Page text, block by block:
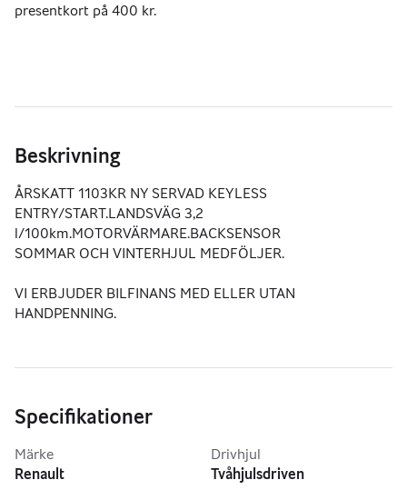
presentkort på 400 kr.
Beskrivning
ÅRSKATT 1103KR NY SERVAD KEYLESS
ENTRY/START.LANDSVÄG 3,2
l/100km.MOTORVÄRMARE.BACKSENSOR
SOMMAR OCH VINTERHJUL MEDFÖLJER.
VI ERBJUDER BILFINANS MED ELLER UTAN
HANDPENNING.
Specifikationer
Märke
Renault
Drivhjul
Tvåhjulsdriven